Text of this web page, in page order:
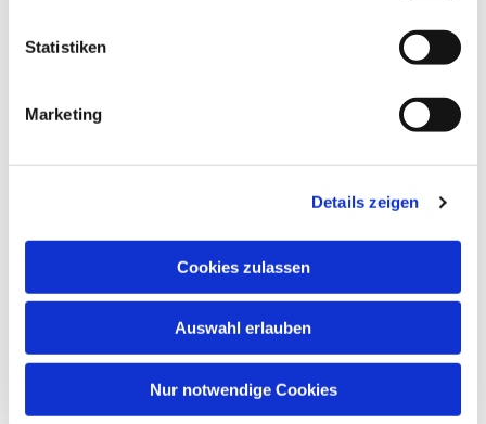
Statistiken
Marketing
Details zeigen
Cookies zulassen
Auswahl erlauben
Nur notwendige Cookies